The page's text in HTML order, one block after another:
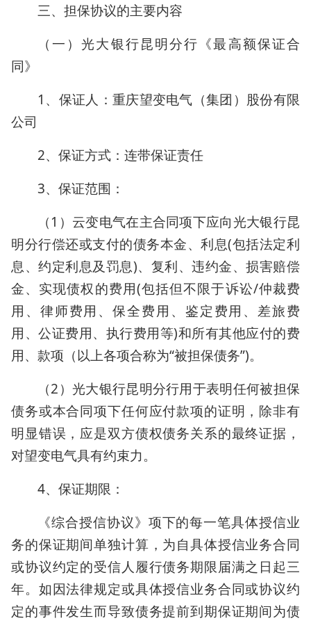
三、担保协议的主要内容
（一）光大银行昆明分行《最高额保证合
同》
1、保证人：重庆望变电气（集团）股份有限
公司
2、保证方式：连带保证责任
3、保证范围：
（1）云变电气在主合同项下应向光大银行昆
明分行偿还或支付的债务本金、利息(包括法定利
息、约定利息及罚息)、复利、违约金、损害赔偿
金、实现债权的费用(包括但不限于诉讼/仲裁费
用、律师费用、保全费用、鉴定费用、差旅费
用、公证费用、执行费用等)和所有其他应付的费
用、款项（以上各项合称为“被担保债务”)。
（2）光大银行昆明分行用于表明任何被担保
债务或本合同项下任何应付款项的证明，除非有
明显错误，应是双方债权债务关系的最终证据，
对望变电气具有约束力。
4、保证期限：
《综合授信协议》项下的每一笔具体授信业
务的保证期间单独计算，为自具体授信业务合同
或协议约定的受信人履行债务期限届满之日起三
年。如因法律规定或具体授信业务合同或协议约
定的事件发生而导致债务提前到期保证期间为债